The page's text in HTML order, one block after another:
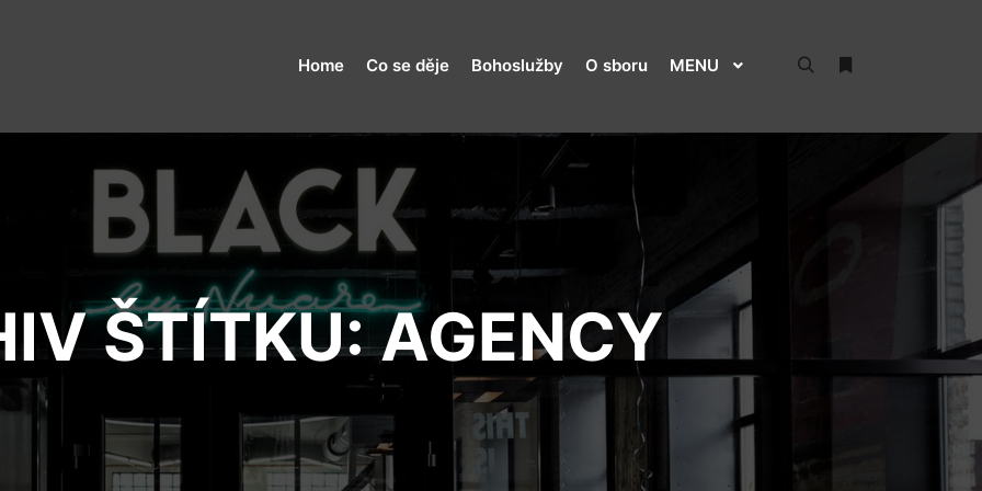
Home Co se děje Bohoslužby O sboru MENU
ŠTÍTKU:AGENCY